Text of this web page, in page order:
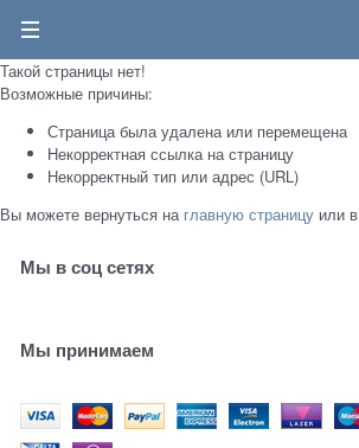
Такой страницы нет!
Возможные причины:
Страница была удалена или перемещена
Некорректная ссылка на страницу
Некорректный тип или адрес (URL)
Вы можете вернуться на главную страницу или в
Мы в соц сетях
Мы принимаем